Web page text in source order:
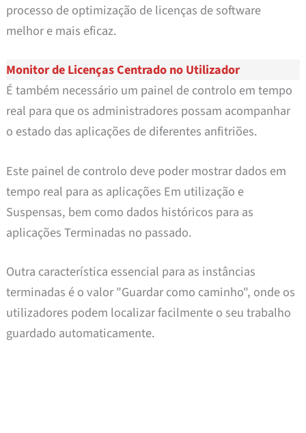
processo de optimização de licenças de software
melhor e mais eficaz.
Monitor de Licenças Centrado no Utilizador
É também necessário um painel de controlo em tempo
real para que os administradores possam acompanhar
o estado das aplicações de diferentes anfitriões.
Este painel de controlo deve poder mostrar dados em
tempo real para as aplicações Em utilização e
Suspensas, bem como dados históricos para as
aplicações Terminadas no passado.
Outra característica essencial para as instâncias
terminadas é o valor "Guardar como caminho", onde os
utilizadores podem localizar facilmente o seu trabalho
guardado automaticamente.